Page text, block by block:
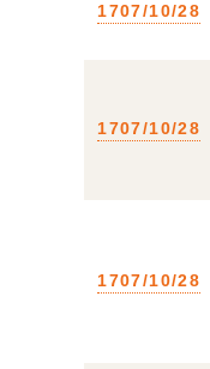
1707/10/28
1707/10/28
1707/10/28